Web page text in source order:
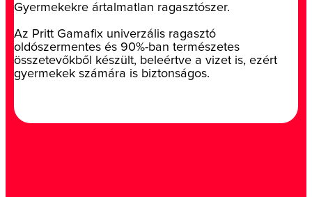
Gyermekekre ártalmatlan ragasztószer.
Az Pritt Gamafix univerzális ragasztó
oldószermentes és 90%-ban természetes
összetevőkből készült, beleértve a vizet is, ezért
gyermekek számára is biztonságos.